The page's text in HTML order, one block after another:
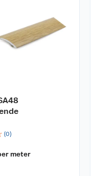
(0)
meter